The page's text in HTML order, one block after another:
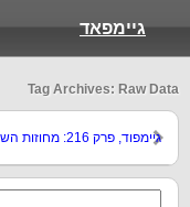
גיימפאד
Tag Archives: Raw Data
גיימפוד, פרק 216: מחוזות השיימינג